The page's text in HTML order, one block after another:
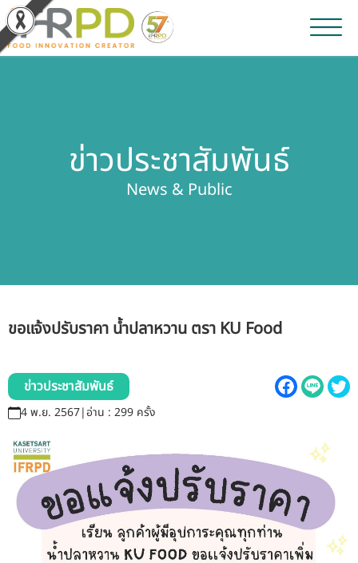
ผลิตภัณฑ์และจำหน่าย
เกี่ยวกับสถาบัน
บุคลากรสถาบัน
ระบบสารสนเทศ (ใน)
ติดต่อเรา
สายตรงผู้บริหาร
ข่าวประชาสัมพันธ์
News & Public
ขอแจ้งปรับราคา น้ำปลาหวาน ตรา KU Food
ข่าวประชาสัมพันธ์
4 พ.ย. 2567|อ่าน : 299 ครั้ง